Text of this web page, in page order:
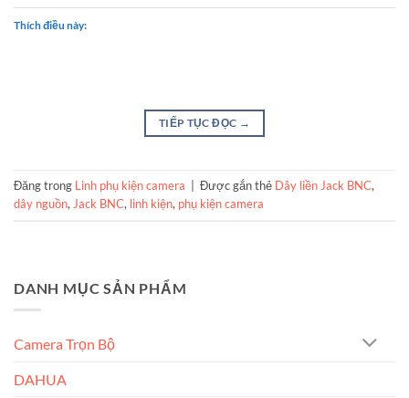
Thích điều này:
TIẾP TỤC ĐỌC →
Đăng trong Linh phụ kiện camera Được gắn thẻ Dây liền Jack BNC,
dây nguồn, Jack BNC, linh kiện, phụ kiện camera
DANH MỤC SẢN PHẨM
Camera Trọn Bộ
DAHUA